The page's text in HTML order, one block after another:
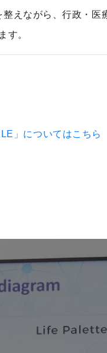
えながら、行政・医
す。
」についてはこちら